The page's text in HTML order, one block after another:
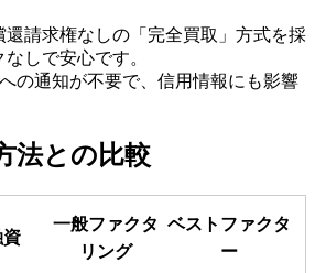
請求権なしの「完全買取」方式を採
しで安心です。
の通知が不要で、信用情報にも影響
法との比較
一般ファクタ
リング
ベストファクタ
ー